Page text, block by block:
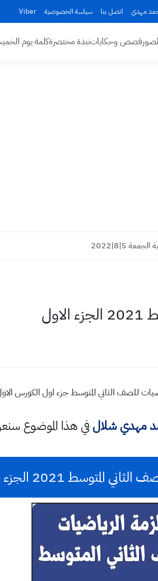
مهدي اتصل بنا سياسة الخصوصية Viber
قصص وحكاياتنبذة مختصرةكلمة يوم
5|8|2022
مهدي شلالفي هذا الموضوع
2021 الجزء الاول